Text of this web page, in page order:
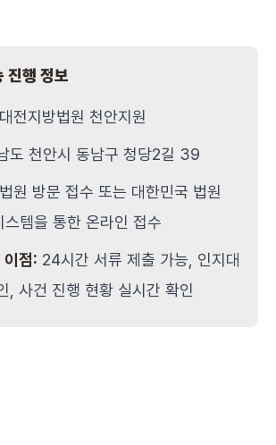
진행 정보
대전지방법원 천안지원
도 천안시 동남구 청당2길 39
법원 방문 접수 또는 대한민국 법원
스템을 통한 온라인 접수
이점: 24시간 서류 제출 가능, 인지대
, 사건 진행 현황 실시간 확인